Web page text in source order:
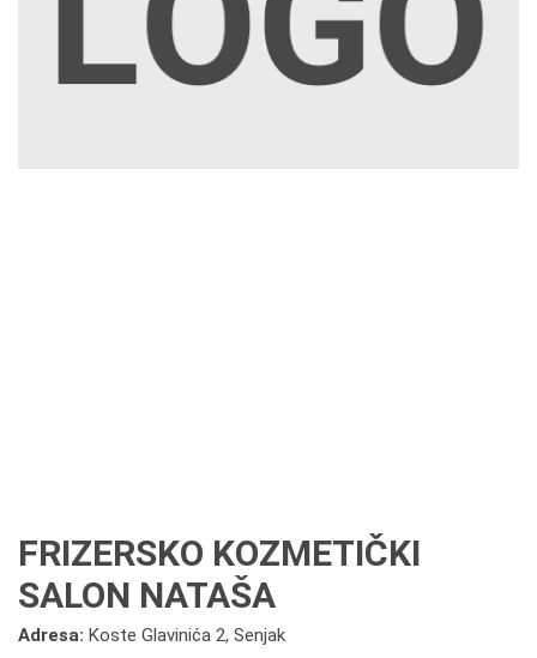
FRIZERSKO KOZMETIČKI
SALON NATAŠA
Adresa: Koste Glavinića 2, Senjak